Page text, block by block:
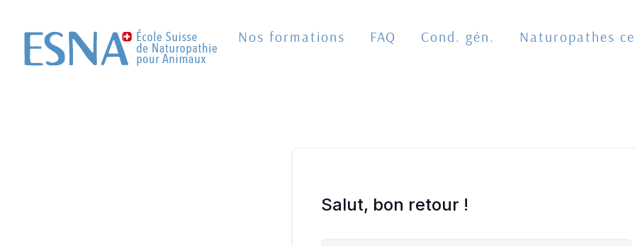
contenu
Nos formations FAQ Cond. gén. Naturopathes
Salut, bon retour !